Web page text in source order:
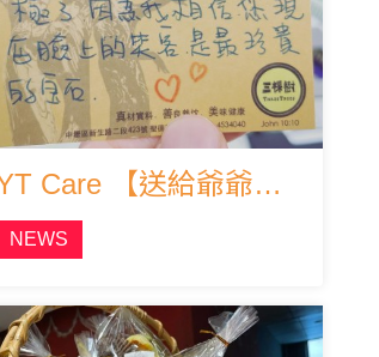
YT Care 【送給爺爺奶奶-愛的小語】
NEWS